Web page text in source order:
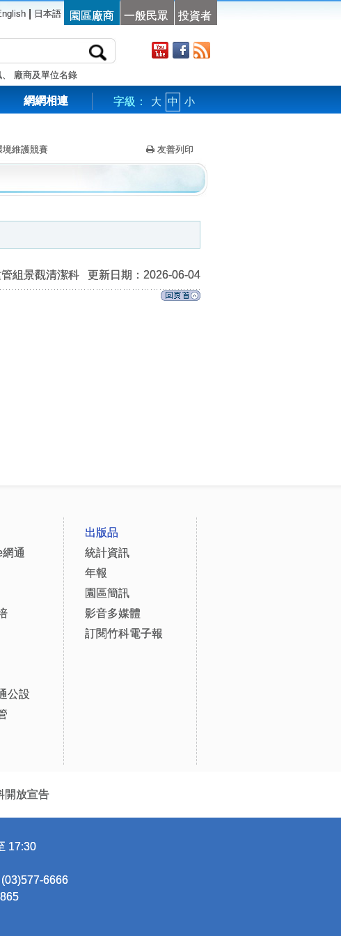
日本語 園區廠商 一般民眾 投資者
、 廠商及單位名錄
網網相連 字級： 大 中 小
境維護競賽 友善列印
組景觀清潔科 更新日期：2026-06-04
通
公設
出版品
統計資訊
年報
園區簡訊
影音多媒體
訂閱竹科電子報
開放宣告
17:30
6666